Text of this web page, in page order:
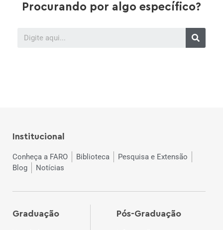
Procurando por algo específico?
Institucional
Conheça a FARO Biblioteca
Pesquisa e Extensão
Blog
Notícias
Graduação Pós-Graduação